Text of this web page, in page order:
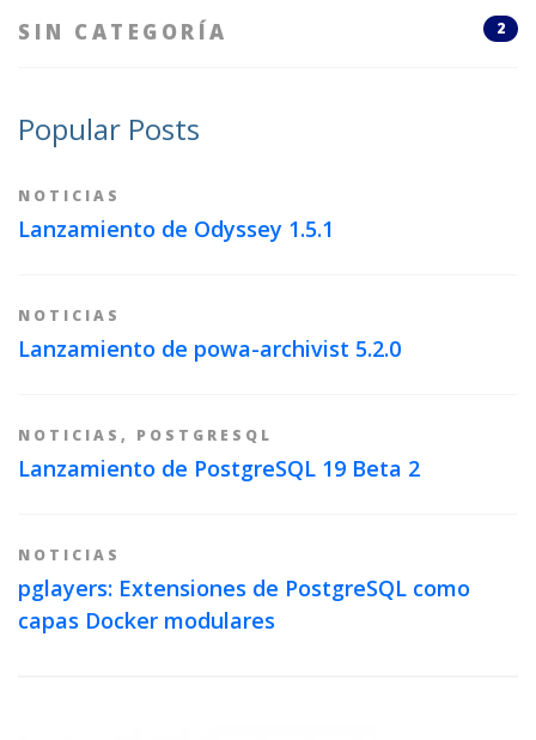
SIN CATEGORÍA 2
Popular Posts
NOTICIAS
Lanzamiento de Odyssey 1.5.1
NOTICIAS
Lanzamiento de powa-archivist 5.2.0
NOTICIAS , POSTGRESQL
Lanzamiento de PostgreSQL 19 Beta 2
NOTICIAS
pglayers: Extensiones de PostgreSQL como
capas Docker modulares